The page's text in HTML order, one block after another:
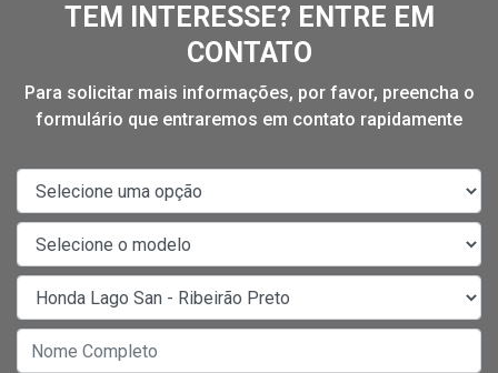
TEM INTERESSE? ENTRE EM
CONTATO
Para solicitar mais informações, por favor, preencha o
formulário que entraremos em contato rapidamente